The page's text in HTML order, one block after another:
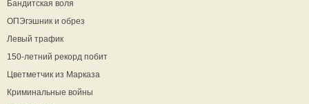
Бандитская воля
ОПЭгэшник и обрез
Левый трафик
150-летний рекорд побит
Цветметчик из Марказа
Криминальные войны